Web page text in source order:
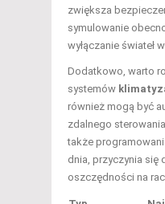
zwiększa
symulowanie
wyłączanie świateł
Dodatkowo, warto
systemów
również mogą być
zdalnego
także
dnia, przyczynia się
oszczędności na